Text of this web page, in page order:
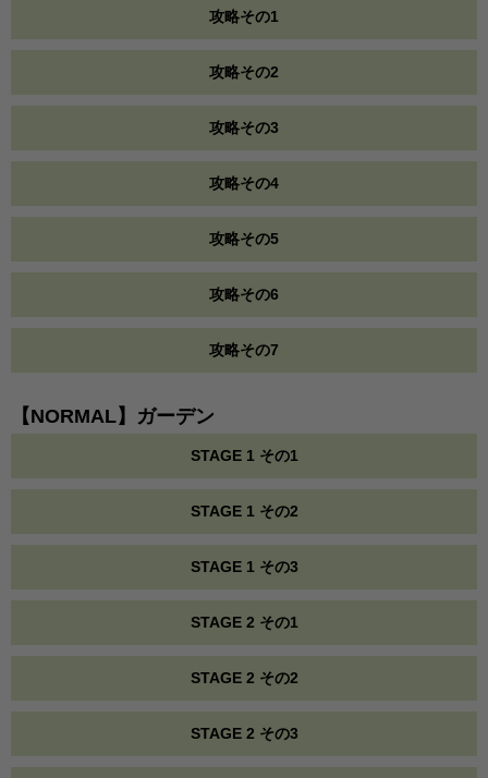
攻略その1
攻略その2
攻略その3
攻略その4
攻略その5
攻略その6
攻略その7
【NORMAL】ガーデン
STAGE 1 その1
STAGE 1 その2
STAGE 1 その3
STAGE 2 その1
STAGE 2 その2
STAGE 2 その3